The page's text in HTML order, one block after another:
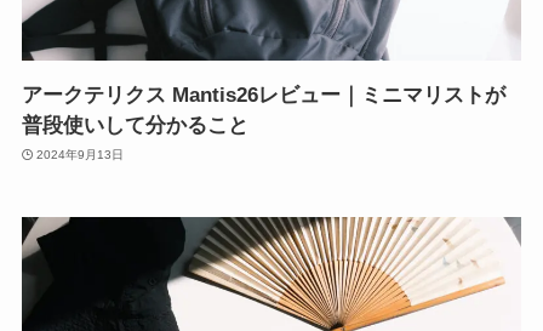
アークテリクス Mantis26レビュー｜ミニマリストが
普段使いして分かること
2024年9月13日